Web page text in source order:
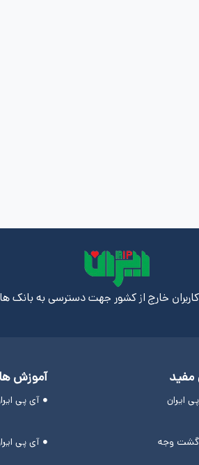
خارج از کشور جهت دسترسی به
مفید
ایران
وجه
آموزش ها
آی پی
آی پی